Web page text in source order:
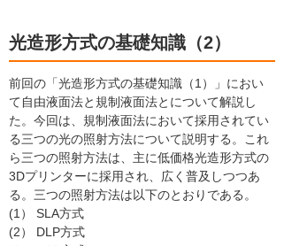
光造形方式の基礎知識（2）
前回の「光造形方式の基礎知識（1）」におい
て自由液面法と規制液面法とについて解説し
た。今回は、規制液面法において採用されてい
る三つの光の照射方法について説明する。これ
ら三つの照射方法は、主に低価格光造形方式の
3Dプリンターに採用され、広く普及しつつあ
る。三つの照射方法は以下のとおりである。
(1） SLA方式
(2） DLP方式